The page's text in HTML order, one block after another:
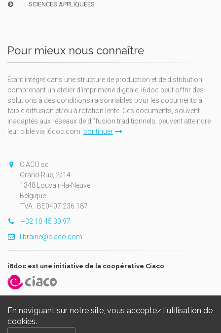
En naviguant sur notre site, vous acceptez l'utilisation de
cookies.
SCIENCES APPLIQUÉES
Pour mieux nous connaître
Étant intégré dans une structure de production et de distribution,
comprenant un atelier d'imprimerie digitale, i6doc peut offrir des
solutions à des conditions raisonnables pour les documents à
faible diffusion et/ou à rotation lente. Ces documents, souvent
inadaptés aux réseaux de diffusion traditionnels, peuvent atteindre
leur cible via i6doc.com. continuer
CIACO sc
Grand-Rue, 2/14
1348 Louvain-la-Neuve
Belgique
TVA : BE0407.236.187
+32 10 45 30 97
librairie@ciaco.com
i6doc est une initiative de la coopérative Ciaco